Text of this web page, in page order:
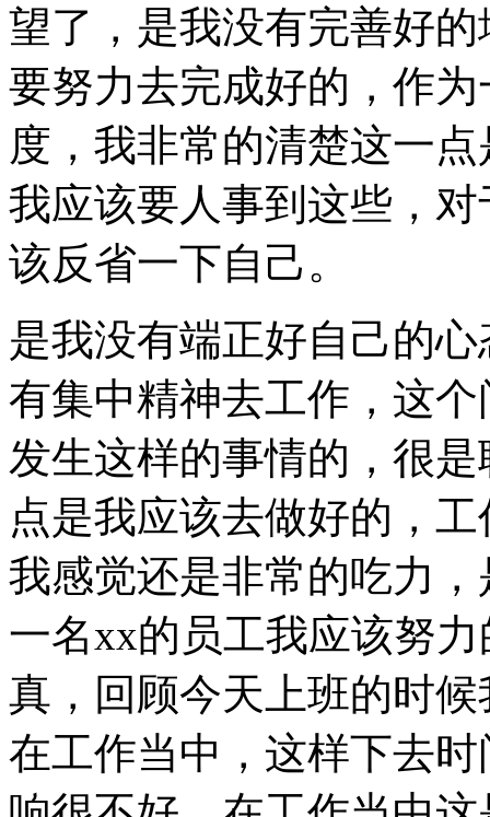
望了，是我没有完善好
要努力去完成好的，作
度，我非常的清楚这一
我应该要人事到这些，
该反省一下自己。
是我没有端正好自己的
有集中精神去工作，这
发生这样的事情的，很
点是我应该去做好的，
我感觉还是非常的吃力
一名xx的员工我应该努
真，回顾今天上班的时
在工作当中，这样下去